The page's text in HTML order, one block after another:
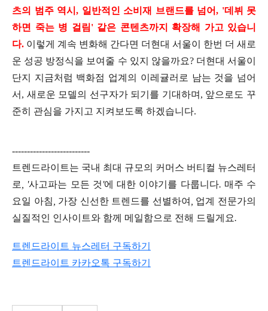
츠의 범주 역시, 일반적인 소비재 브랜드를 넘어, '데뷔 못
하면 죽는 병 걸림' 같은 콘텐츠까지 확장해 가고 있습니
다. 이렇게 계속 변화해 간다면 더현대 서울이 한번 더 새로
운 성공 방정식을 보여줄 수 있지 않을까요? 더현대 서울이
단지 지금처럼 백화점 업계의 이레귤러로 남는 것을 넘어
서, 새로운 모델의 선구자가 되기를 기대하며, 앞으로도 꾸
준히 관심을 가지고 지켜보도록 하겠습니다.
--------------------------
트렌드라이트는 국내 최대 규모의 커머스 버티컬 뉴스레터
로, '사고파는 모든 것 '에 대한 이야기를 다룹니다. 매주 수
요일 아침, 가장 신선한 트렌드를 선별하여 , 업계
전문가의
실질적인 인사이트와 함께 메일함으로 전해 드릴게요.
트렌드라이트 뉴스레터 구독하기
트렌드라이트 카카오톡 구독하기